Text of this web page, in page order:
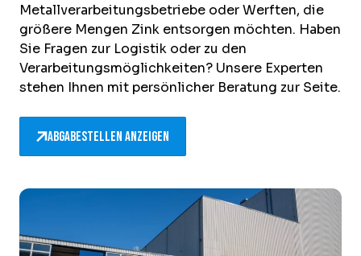
Metallverarbeitungsbetriebe oder Werften, die
größere Mengen Zink entsorgen möchten. Haben
Sie Fragen zur Logistik oder zu den
Verarbeitungsmöglichkeiten? Unsere Experten
stehen Ihnen mit persönlicher Beratung zur Seite.
Abgabestellen anzeigen